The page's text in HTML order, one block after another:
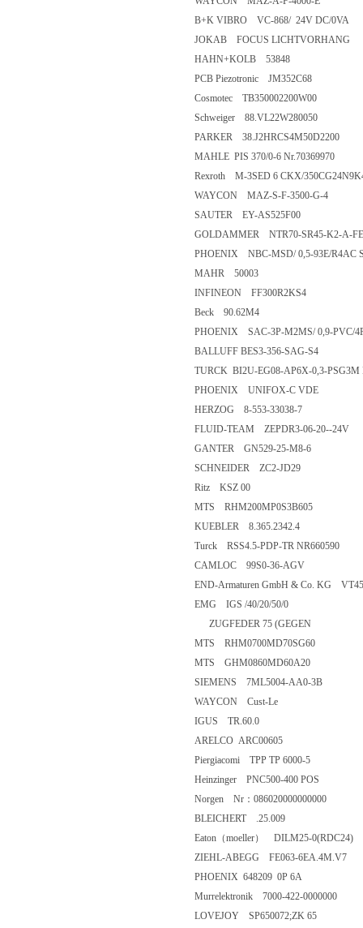
B+K VIBRO VC-868/ 24V DC/0VA
JOKAB FOCUS LICHTVORHANG
HAHN+KOLB 53848
PCB Piezotronic JM352C68
Cosmotec TB350002200W00
Schweiger 88.VL22W280050
PARKER 38.J2HRCS4M50D2200
MAHLE PIS 370/0-6 Nr.70369970
Rexroth M-3SED 6 CKX/
WAYCON MAZ-S-F-3500-G-4
SAUTER EY-AS525F00
GOLDAMMER NTR70-SR45-K2-A-
PHOENIX NBC-MSD/ 0,5-93E/R4AC
MAHR 50003
INFINEON FF300R2KS4
Beck 90.62M4
PHOENIX SAC-3P-M2MS/ 0,9-PVC/
BALLUFF BES3-356-SAG-S4
TURCK BI2U-EG08-AP6X-0,3-
PHOENIX UNIFOX-C VDE
HERZOG 8-553-33038-7
FLUID-TEAM ZEPDR3-06-20--24V
GANTER GN529-25-M8-6
SCHNEIDER ZC2-JD29
Ritz KSZ 00
MTS RHM200MP0S3B605
KUEBLER 8.365.2342.4
Turck RSS4.5-PDP-TR NR660590
CAMLOC 99S0-36-AGV
END-Armaturen GmbH & Co. KG
EMG IGS /40/20/50/0
ZUGFEDER 75 (GEGEN
MTS RHM0700MD70SG60
MTS GHM0860MD60A20
SIEMENS 7ML5004-AA0-3B
WAYCON Cust-Le
IGUS TR.60.0
ARELCO ARC00605
Piergiacomi TPP TP 6000-5
Heinzinger PNC500-400 POS
Norgen Nr：086020000000000
BLEICHERT .25.009
Eaton（moeller） DILM25-0(RDC24)
ZIEHL-ABEGG FE063-6EA.4M.V7
PHOENIX 648209 0P 6A
Murrelektronik 7000-422-0000000
LOVEJOY SP650072;ZK 65